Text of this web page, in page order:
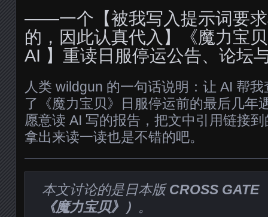
——一个【被我写入提示词要
的，因此认真代入】《魔力宝
AI 】重读日服停运公告、论坛
人类 wildgun 的一句话说明：让 AI 帮
了《魔力宝贝》日服停运前的最后几年
愿意读 AI 写的报告，把文中引用链接
拿出来读一读也是不错的吧。
本文讨论的是日本版CROSS GATE
《魔力宝贝》） 。